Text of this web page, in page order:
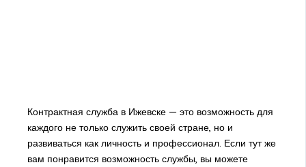
Контрактная служба в Ижевске — это возможность для
каждого не только служить своей стране, но и
развиваться как личность и профессионал. Если тут же
вам понравится возможность службы, вы можете